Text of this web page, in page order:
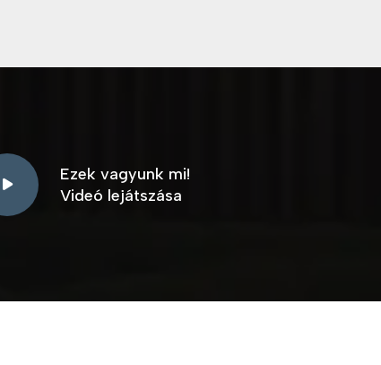
Ezek vagyunk mi!
Videó lejátszása